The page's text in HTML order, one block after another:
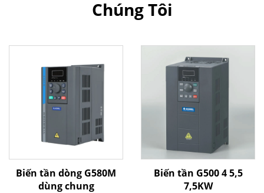
Chúng Tôi
Biến tần dòng G580M
dùng chung
Biến tần G500 4 5,5
7,5KW